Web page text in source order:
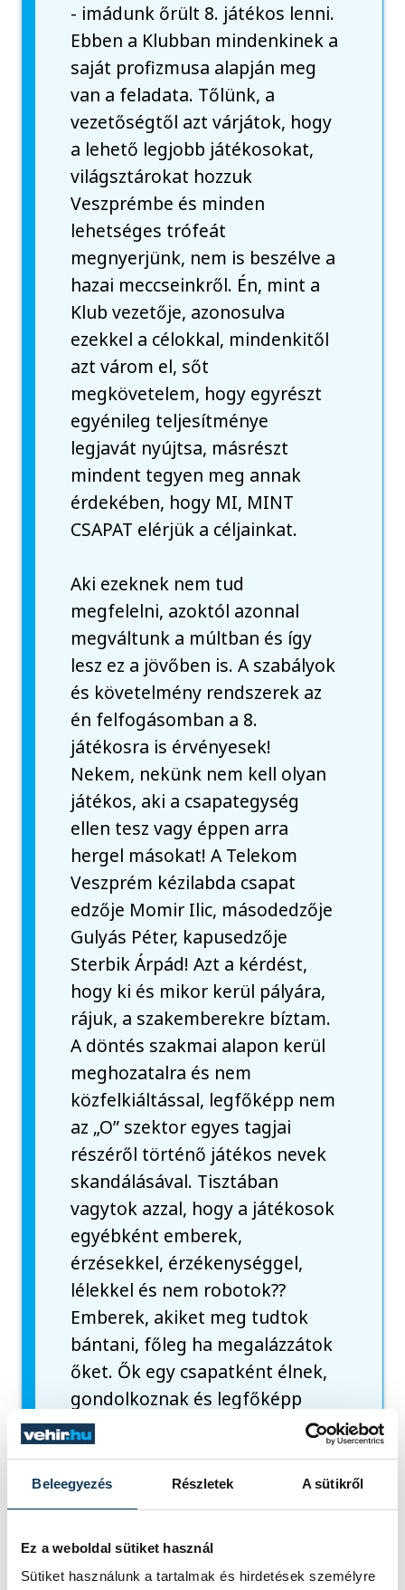
Beleegyezés Részletek A sütikről
Ez a weboldal sütiket használ
Sütiket használunk a tartalmak és hirdetések személyre
- imádunk őrült 8. játékos lenni.
Ebben a Klubban mindenkinek a
saját profizmusa alapján meg
van a feladata. Tőlünk, a
vezetőségtől azt várjátok, hogy
a lehető legjobb játékosokat,
világsztárokat hozzuk
Veszprémbe és minden
lehetséges trófeát
megnyerjünk, nem is beszélve a
hazai meccseinkről. Én, mint a
Klub vezetője, azonosulva
ezekkel a célokkal, mindenkitől
azt várom el, sőt
megkövetelem, hogy egyrészt
egyénileg teljesítménye
legjavát nyújtsa, másrészt
mindent tegyen meg annak
érdekében, hogy MI, MINT
CSAPAT elérjük a céljainkat.
Aki ezeknek nem tud
megfelelni, azoktól azonnal
megváltunk a múltban és így
lesz ez a jövőben is. A szabályok
és követelmény rendszerek az
én felfogásomban a 8.
játékosra is érvényesek!
Nekem, nekünk nem kell olyan
játékos, aki a csapategység
ellen tesz vagy éppen arra
hergel másokat! A Telekom
Veszprém kézilabda csapat
edzője Momir Ilic, másodedzője
Gulyás Péter, kapusedzője
Sterbik Árpád! Azt a kérdést,
hogy ki és mikor kerül pályára,
rájuk, a szakemberekre bíztam.
A döntés szakmai alapon kerül
meghozatalra és nem
közfelkiáltással, legfőképp nem
az „O” szektor egyes tagjai
részéről történő játékos nevek
skandálásával. Tisztában
vagytok azzal, hogy a játékosok
egyébként emberek,
érzésekkel, érzékenységgel,
lélekkel és nem robotok??
Emberek, akiket meg tudtok
bántani, főleg ha megalázzátok
őket. Ők egy csapatként élnek,
gondolkoznak és legfőképp
játszanak, küzdenek a pályán.
Nincsenek nevek, nincsenek
sztárságok, egy valami van, ami
a legfontosabb, a CSAPAT, a